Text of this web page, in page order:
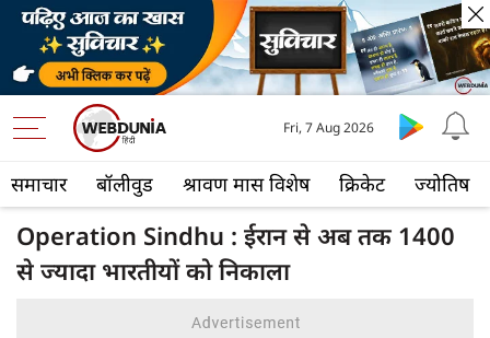
समाचार बॉलीवुड श्रावण मास विशेष क्रिकेट ज्योतिष
Fri, 7 Aug 2026
Operation Sindhu : ईरान से अब तक 1400
से ज्‍यादा भारतीयों को निकाला